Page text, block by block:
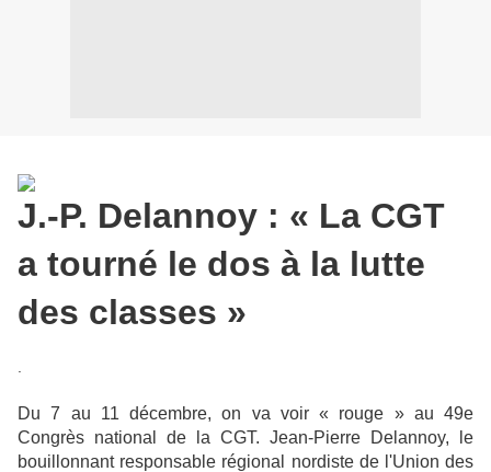
J.-P. Delannoy : « La CGT
a tourné le dos à la lutte
des classes »
Du 7 au 11 décembre, on va voir « rouge » au 49e
Congrès national de la CGT. Jean-Pierre Delannoy, le
bouillonnant responsable régional nordiste de l'Union des